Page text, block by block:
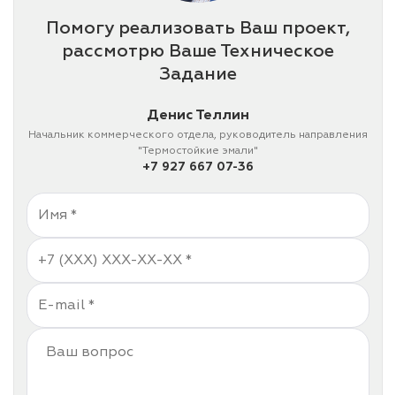
Помогу реализовать Ваш проект,
рассмотрю Ваше Техническое
Задание
Денис Теллин
Начальник коммерческого отдела, руководитель направления
"Термостойкие эмали"
+7 927 667 07-36